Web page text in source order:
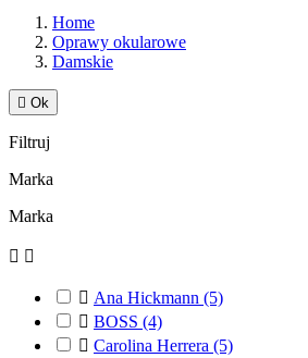
Home
Oprawy okularowe
Damskie
 Ok
Filtruj
Marka
Marka
 
 Ana Hickmann (5)
 BOSS (4)
 Carolina Herrera (5)